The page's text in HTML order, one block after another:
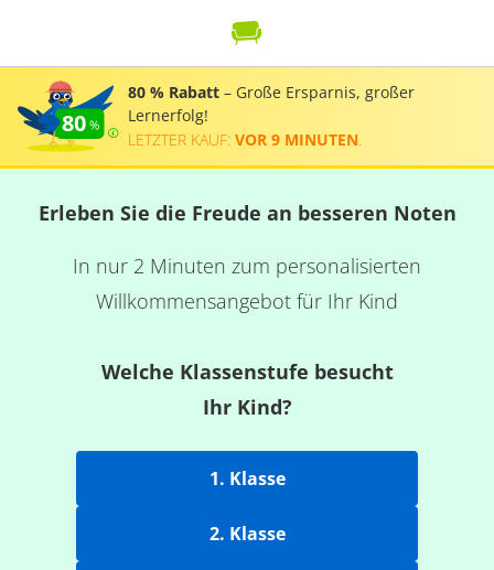
80
80 % Rabatt – Große Ersparnis, großer
Lernerfolg!
LETZTER KAUF: VOR 9 MINUTEN
Erleben Sie die Freude an besseren Noten
In nur 2 Minuten zum personalisierten
Willkommensangebot für Ihr Kind
Welche Klassenstufe besucht
Ihr Kind?
1. Klasse
2. Klasse